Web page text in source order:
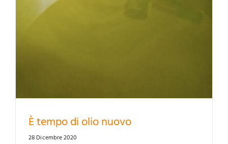
È tempo di olio nuovo
28 Dicembre 2020